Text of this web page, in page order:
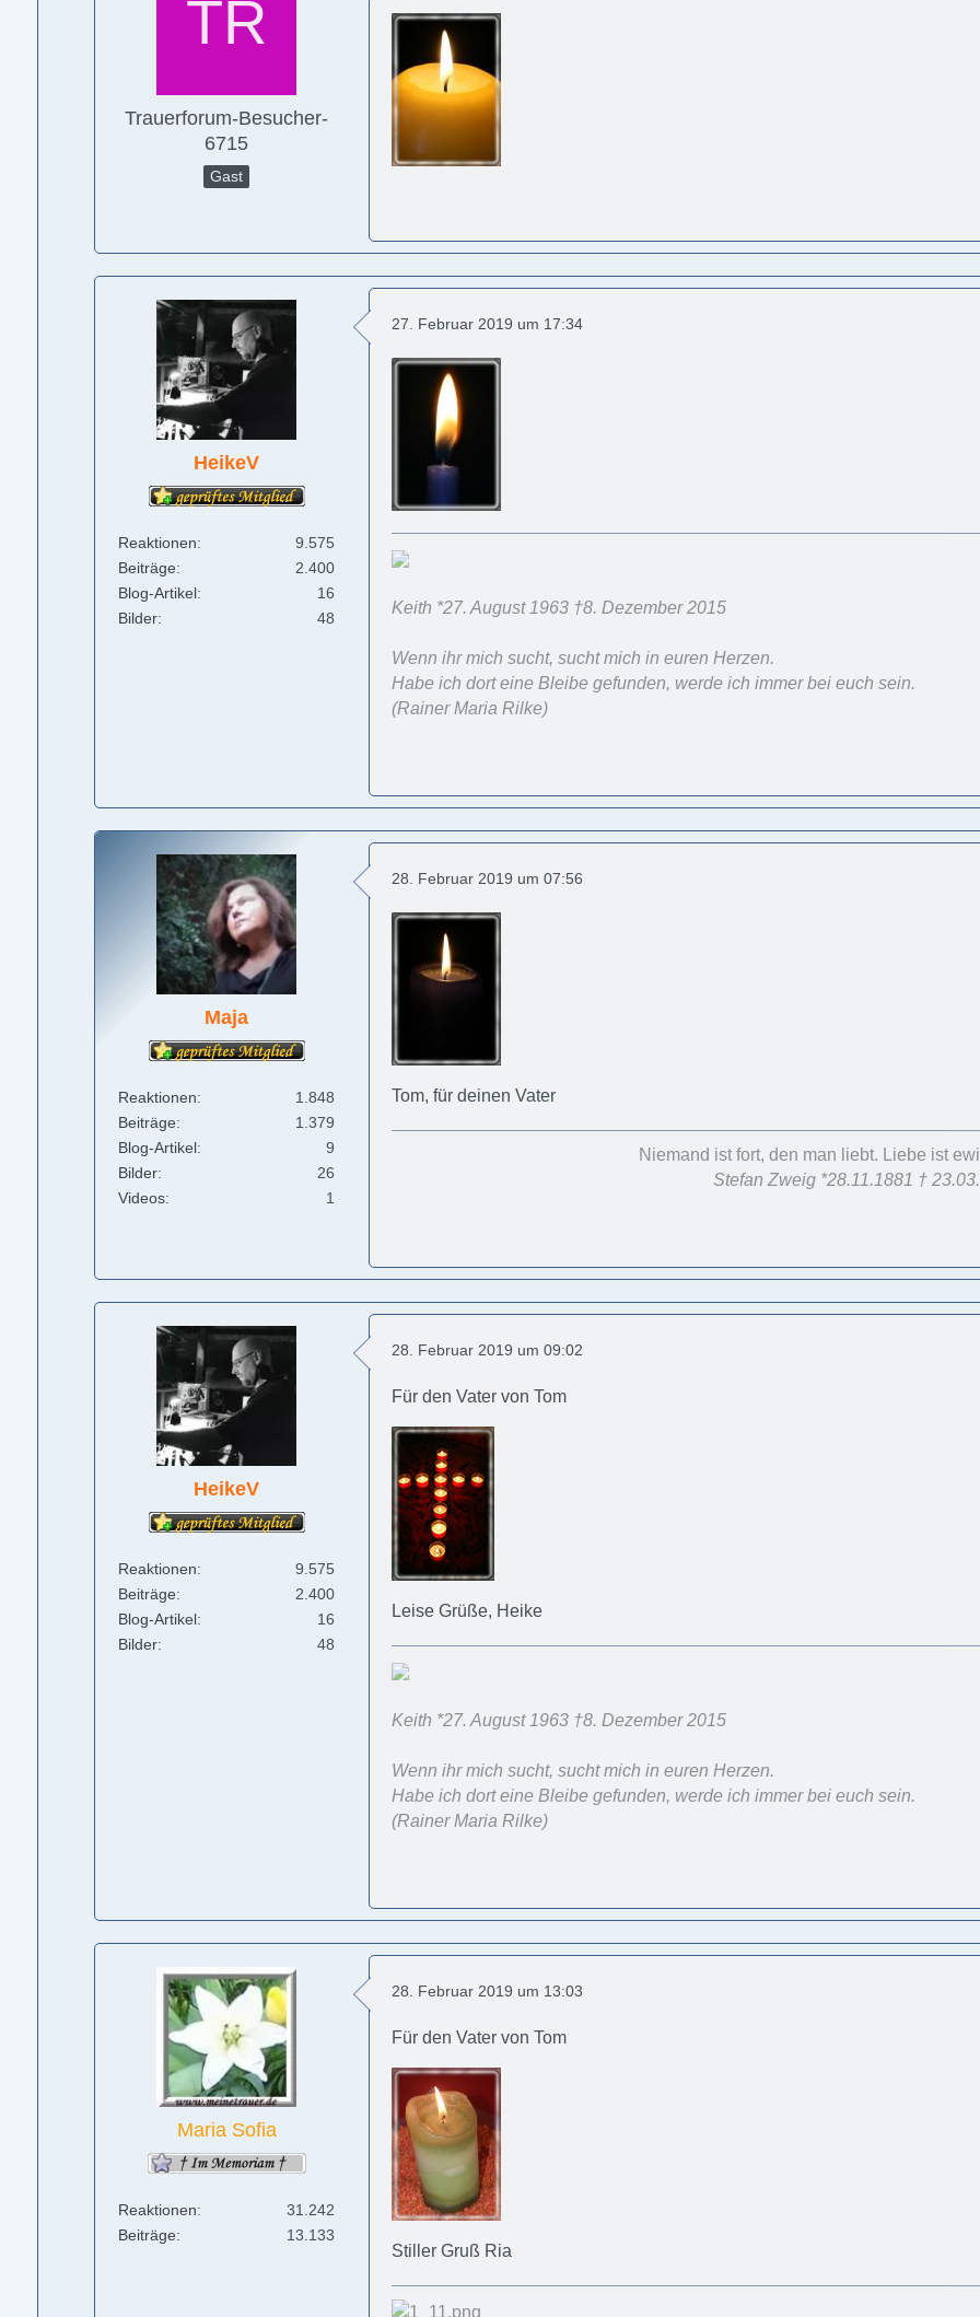
Trauerforum-Besucher-
6715
Gast
HeikeV
Reaktionen
9.575
Beiträge
2.400
Blog-Artikel
16
Bilder
48
27. Februar 2019 um 17:34
Keith *27. August 1963 †8. Dezember 2015
Wenn ihr mich sucht, sucht mich in euren Herzen.
Habe ich dort eine Bleibe gefunden, werde ich immer bei euch sein.
(Rainer Maria Rilke)
Maja
Reaktionen
1.848
Beiträge
1.379
Blog-Artikel
9
Bilder
26
Videos
1
28. Februar 2019 um 07:56
Tom, für deinen Vater
Niemand ist fort, den man liebt. Liebe ist
Stefan Zweig *28.11.1881 †
HeikeV
Reaktionen
9.575
Beiträge
2.400
Blog-Artikel
16
Bilder
48
28. Februar 2019 um 09:02
Für den Vater von Tom
Leise Grüße, Heike
Keith *27. August 1963 †8. Dezember 2015
Wenn ihr mich sucht, sucht mich in euren Herzen.
Habe ich dort eine Bleibe gefunden, werde ich immer bei euch sein.
(Rainer Maria Rilke)
Maria Sofia
Reaktionen
31.242
Beiträge
13.133
28. Februar 2019 um 13:03
Für den Vater von Tom
Stiller Gruß Ria